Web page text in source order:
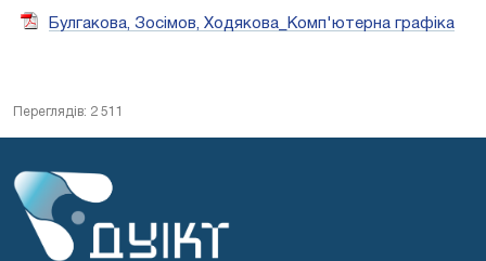
Булгакова, Зосімов, Ходякова_Комп'ютерна графіка
Переглядів: 2 511